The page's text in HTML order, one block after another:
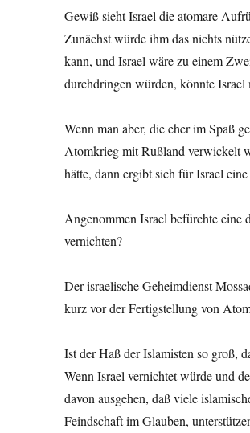
Gewiß sieht Israel die atomare
Zunächst würde ihm das nichts
kann, und Israel wäre zu einem
durchdringen würden, könnte
Wenn man aber, die eher im Spaß
Atomkrieg mit Rußland verwickelt
hätte, dann ergibt sich für Israel
Angenommen Israel befürchte eine
vernichten?
Der israelische Geheimdienst
kurz vor der Fertigstellung von
Ist der Haß der Islamisten so groß,
Wenn Israel vernichtet würde und
davon ausgehen, daß viele
Feindschaft im Glauben,